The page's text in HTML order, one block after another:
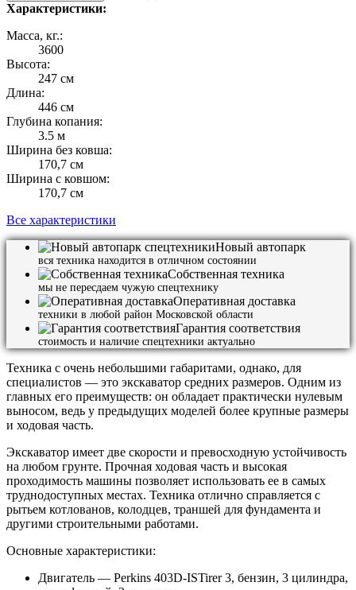
Характеристики:
Масса, кг.:
3600
Высота:
247 см
Длина:
446 см
Глубина копания:
3.5 м
Ширина без ковша:
170,7 см
Ширина с ковшом:
170,7 см
Все характеристики
Новый автопарк
вся техника находится в отличном состоянии
Собственная техника
мы не пересдаем чужую спецтехнику
Оперативная доставка
техники в любой район Московской области
Гарантия соответствия
стоимость и наличие спецтехники актуально
Техника с очень небольшими габаритами, однако, для
специалистов — это экскаватор средних размеров. Одним из
главных его преимуществ: он обладает практически нулевым
выносом, ведь у предыдущих моделей более крупные размеры
и ходовая часть.
Экскаватор имеет две скорости и превосходную устойчивость
на любом грунте. Прочная ходовая часть и высокая
проходимость машины позволяет использовать ее в самых
труднодоступных местах. Техника отлично справляется с
рытьем котлованов, колодцев, траншей для фундамента и
другими строительными работами.
Основные характеристики:
Двигатель — Perkins 403D-ISTirer 3, бензин, 3 цилиндра,